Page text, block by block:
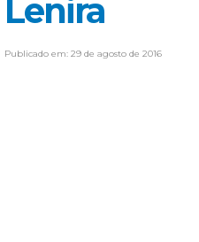
Lenira
Publicado em: 29 de agosto de 2016